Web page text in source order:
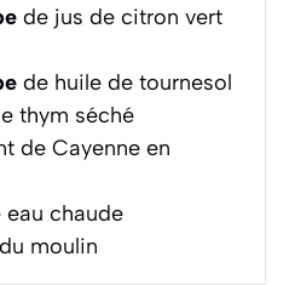
de jus de citron vert
de huile de tournesol
thym séché
de Cayenne en
eau chaude
moulin